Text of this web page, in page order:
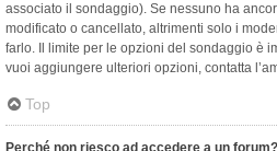
associato il sondaggio). Se nessuno ha
modificato o cancellato, altrimenti solo i
farlo. Il limite per le opzioni del sondaggio è
vuoi aggiungere ulteriori opzioni, contatta
Top
Perché non riesco ad accedere a un forum?